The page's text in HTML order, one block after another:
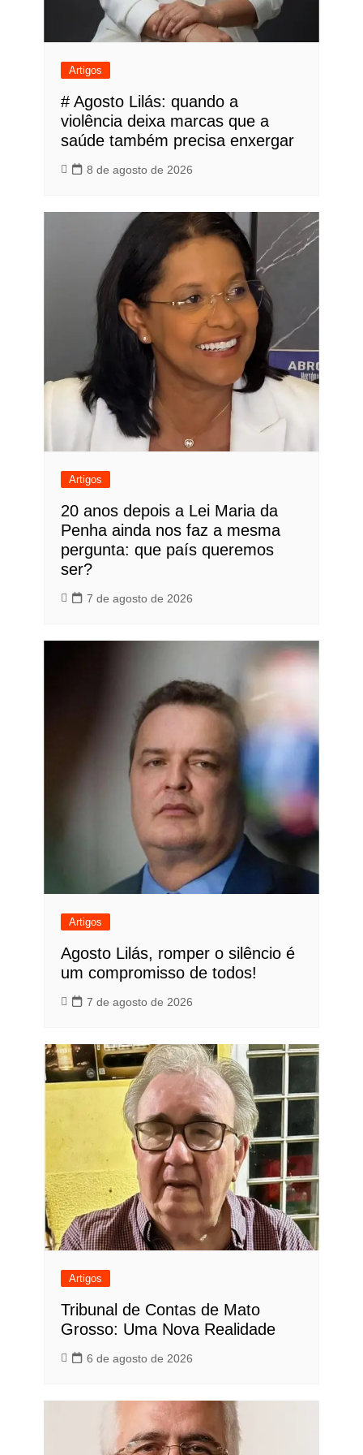
Artigos
# Agosto Lilás: quando a
violência deixa marcas que a
saúde também precisa enxergar
8 de agosto de 2026
Artigos
20 anos depois a Lei Maria da
Penha ainda nos faz a mesma
pergunta: que país queremos
ser?
7 de agosto de 2026
Artigos
Agosto Lilás, romper o silêncio é
um compromisso de todos!
7 de agosto de 2026
Artigos
Tribunal de Contas de Mato
Grosso: Uma Nova Realidade
6 de agosto de 2026